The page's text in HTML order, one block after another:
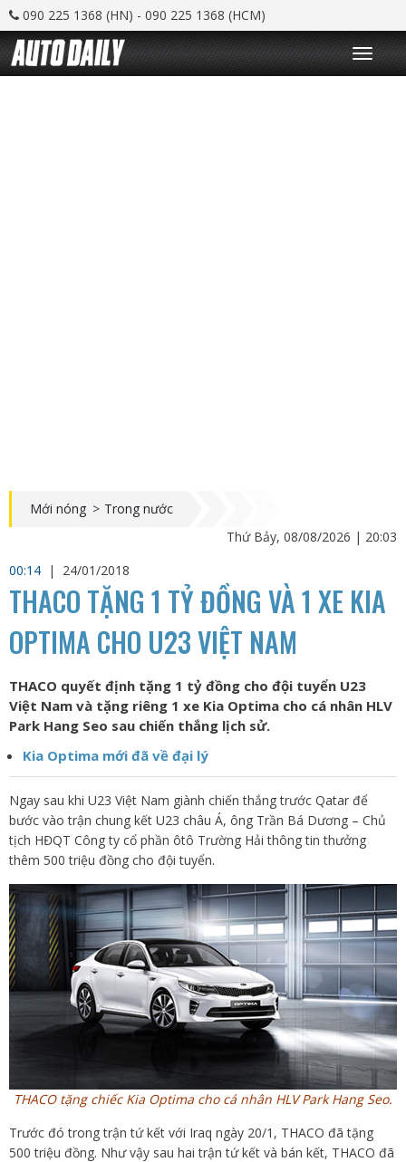
090 225 1368 (HN) - 090 225 1368 (HCM)
T
o
g
Mới nóng > Trong nước
Thứ Bảy, 08/08/2026 | 20:03
00:14 | 24/01/2018
THACO TẶNG 1 TỶ ĐỒNG VÀ 1 XE KIA
OPTIMA CHO U23 VIỆT NAM
THACO quyết định tặng 1 tỷ đồng cho đội tuyển U23
Việt Nam và tặng riêng 1 xe Kia Optima cho cá nhân HLV
Park Hang Seo sau chiến thắng lịch sử.
Kia Optima mới đã về đại lý
Ngay sau khi U23 Việt Nam giành chiến thắng trước Qatar để
bước vào trận chung kết U23 châu Á, ông Trần Bá Dương – Chủ
tịch HĐQT Công ty cổ phần ôtô Trường Hải thông tin thưởng
thêm 500 triệu đồng cho đội tuyển.
THACO tặng chiếc Kia Optima cho cá nhân HLV Park Hang Seo.
Trước đó trong trận tứ kết với Iraq ngày 20/1, THACO đã tặng
500 triệu đồng. Như vậy sau hai trận tứ kết và bán kết, THACO đã